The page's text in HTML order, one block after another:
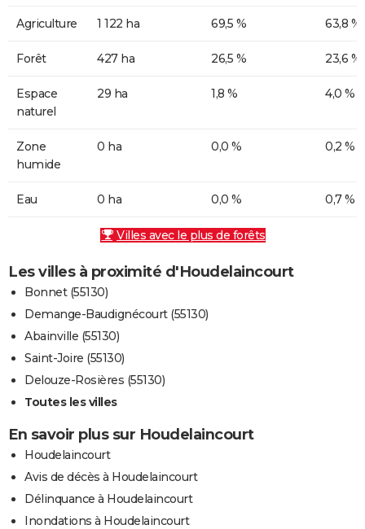
Agriculture 1 122 ha 69,5 % 63,8 %
Forêt 427 ha 26,5 % 23,6 %
Espace
naturel
29 ha 1,8 % 4,0 %
Zone
humide
0 ha 0,0 % 0,2 %
Eau 0 ha 0,0 % 0,7 %
Villes avec le plus de forêts
Les villes à proximité d'Houdelaincourt
Bonnet (55130)
Demange-Baudignécourt (55130)
Abainville (55130)
Saint-Joire (55130)
Delouze-Rosières (55130)
Toutes les villes
En savoir plus sur Houdelaincourt
Houdelaincourt
Avis de décès à Houdelaincourt
Délinquance à Houdelaincourt
Inondations à Houdelaincourt